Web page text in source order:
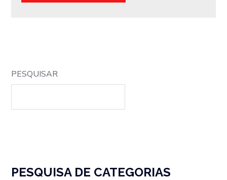
PESQUISAR
PESQUISA DE CATEGORIAS